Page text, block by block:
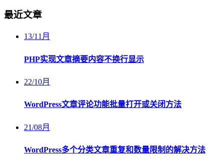
最近文章
13/11月
PHP实现文章摘要内容不换行显示
22/10月
WordPress文章评论功能批量打开或关闭方法
21/08月
WordPress多个分类文章重复和数量限制的解决方法